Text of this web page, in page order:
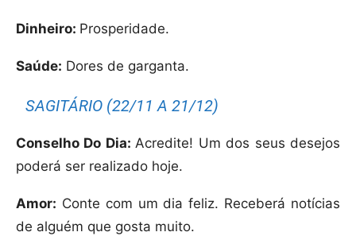
Dinheiro: Prosperidade.
Saúde: Dores de garganta.
SAGITÁRIO (22/11 A 21/12)
Conselho Do Dia:Acredite! Um dos seus desejos
poderá ser realizado hoje.
Amor: Conte com um dia feliz. Receberá notícias
de alguém que gosta muito.